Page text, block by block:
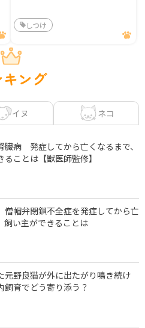
しつけ
キング
イヌ ネコ
臓病 発症してから亡くなるまで、
ことは【獣医師監修】
帽弁閉鎖不全症を発症してから亡
飼い主ができることは
元野良猫が外に出たがり鳴き続け
育でどう寄り添う？